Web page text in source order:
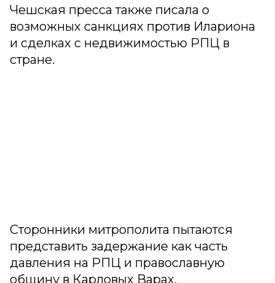
Чешская пресса также писала о
возможных санкциях против Илариона
и сделках с недвижимостью РПЦ в
стране.
Сторонники митрополита пытаются
представить задержание как часть
давления на РПЦ и православную
общину в Карловых Варах.